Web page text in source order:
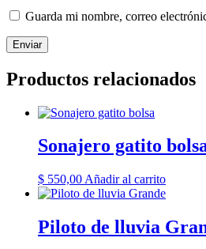
Guarda mi nombre, correo
Productos relacionados
Sonajero gatito
$ 550,00 Añadir al carrito
Piloto de lluvia